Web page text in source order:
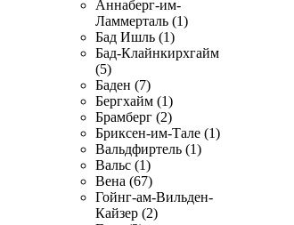
Аннаберг-им-
Ламмерталь (1)
Бад Ишль (1)
Бад-Клайнкирхгайм
(5)
Баден (7)
Бергхайм (1)
Брамберг (2)
Бриксен-им-Тале (1)
Вальдфиртель (1)
Вальс (1)
Вена (67)
Гойнг-ам-Вильден-
Кайзер (2)